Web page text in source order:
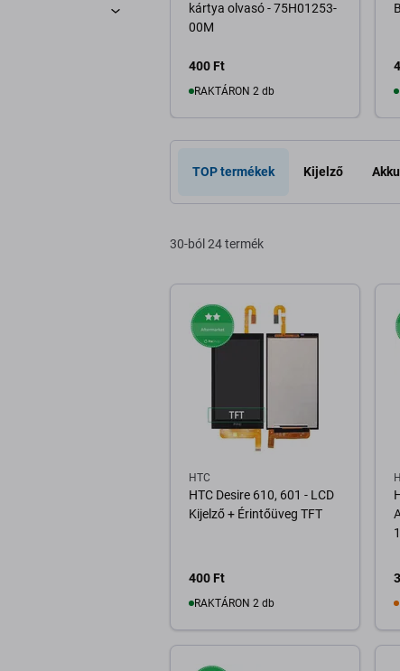
kártya olvasó - 75H01253-
00M
400 Ft
RAKTÁRON 2 db
Kosárba
TOP termékek Kijelző
30-ból 24 termék
HTC
HTC Desire 610, 601 - LCD
Kijelző + Érintőüveg TFT
400 Ft
RAKTÁRON 2 db